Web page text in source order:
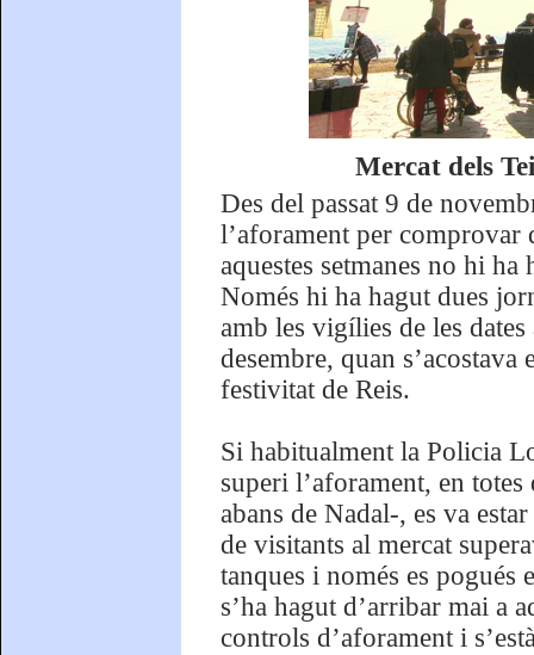
Mercat dels
Des del passat 9 de
l’aforament per comprovar
aquestes setmanes no hi
Només hi ha hagut dues
amb les vigílies de les
desembre, quan
festivitat de Reis.
Si habitualment la Policia
superi l’aforament, en
abans de Nadal-, es va
de visitants al mercat
tanques i només es
s’ha hagut d’arribar mai a
controls d’aforament i